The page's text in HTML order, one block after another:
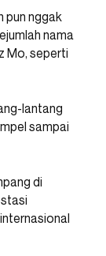
pun nggak
nama
Mo, seperti
lantang
sampai
di